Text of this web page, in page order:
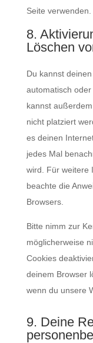
Seite verwenden.
8.
Löschen
Du kannst
automatisch
kannst
nicht platziert
es deinen
jedes Mal
wird. Für weitere
beachte die
Browsers.
Bitte nimm zur
möglicherweise
Cookies
deinem Browser
wenn du unsere
9. Deine